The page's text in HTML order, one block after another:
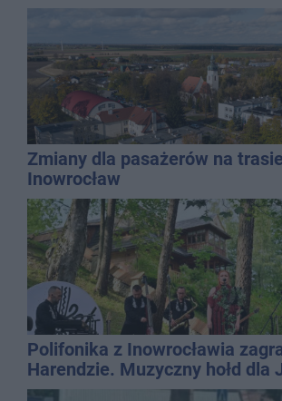
Zmiany dla pasażerów na
Inowrocław
Polifonika z Inowrocławia
Harendzie. Muzyczny hołd dla
Kasprowicza